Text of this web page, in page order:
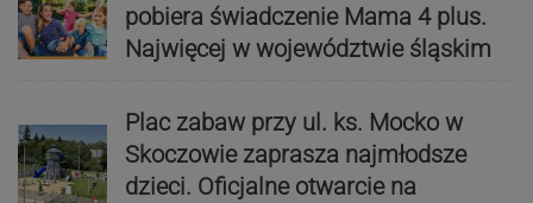
pobiera świadczenie Mama 4 plus.
Najwięcej w województwie śląskim
Plac zabaw przy ul. ks. Mocko w
Skoczowie zaprasza najmłodsze
dzieci. Oficjalne otwarcie na